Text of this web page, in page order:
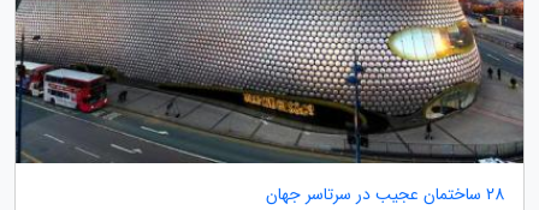
28 ساختمان عجیب در سرتاسر جهان